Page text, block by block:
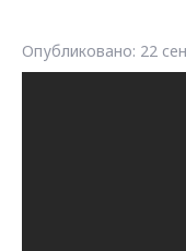
Опубликовано: 22